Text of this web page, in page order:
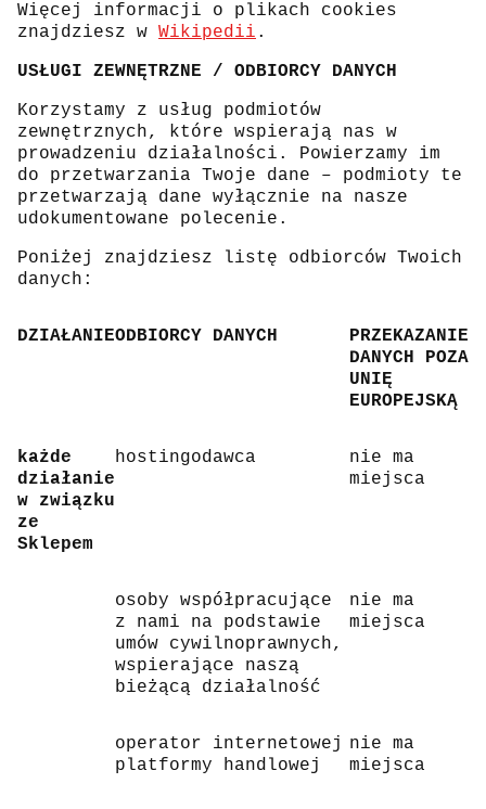
Więcej informacji o plikach cookies
znajdziesz w Wikipedii .
USŁUGI ZEWNĘTRZNE / ODBIORCY DANYCH
Korzystamy z usług podmiotów
zewnętrznych, które wspierają nas w
prowadzeniu działalności. Powierzamy im
do przetwarzania Twoje dane – podmioty te
przetwarzają dane wyłącznie na nasze
udokumentowane polecenie.
Poniżej znajdziesz listę odbiorców Twoich
danych:
DZIAŁANIEODBIORCY DANYCH
PRZEKAZANIE
DANYCH POZA
UNIĘ
EUROPEJSKĄ
każde
działanie
w związku
ze
Sklepem
hostingodawca
nie ma
miejsca
osoby współpracujące
z nami na podstawie
umów cywilnoprawnych,
wspierające naszą
bieżącą działalność
nie ma
miejsca
operator internetowej
platformy handlowej
nie ma
miejsca